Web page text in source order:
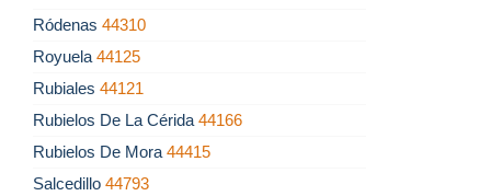
Ródenas 44310
Royuela 44125
Rubiales 44121
Rubielos De La Cérida 44166
Rubielos De Mora 44415
Salcedillo 44793